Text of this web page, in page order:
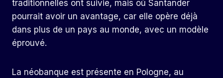
traditionnelles ont suivie, mais où Santander
pourrait avoir un avantage, car elle opère déjà
dans plus de un pays au monde, avec un modèle
éprouvé.
La néobanque est présente en Pologne, au